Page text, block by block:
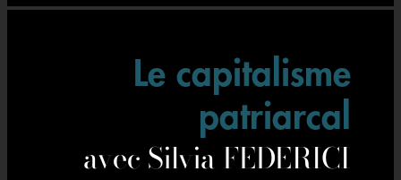
Le capitalisme
patriarcal
avec Silvia FEDERICI